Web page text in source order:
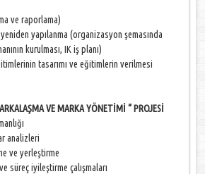
ve raporlama)
yapılanma (organizasyon şemasında
kurulması, IK iş planı)
tasarımı ve eğitimlerin verilmesi
VE MARKA YÖNETİMİ “ PROJESİ
analizleri
ve yerleştirme
süreç iyileştirme çalışmaları